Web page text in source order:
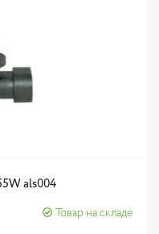
als004
Товар на складе